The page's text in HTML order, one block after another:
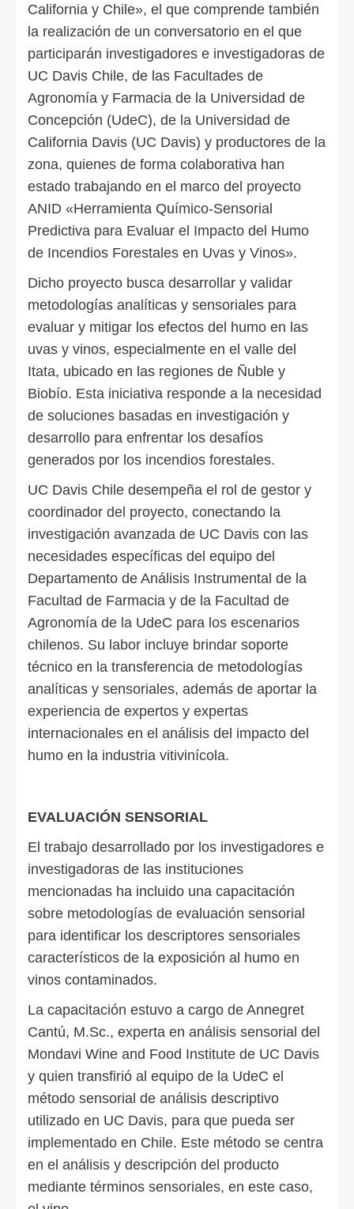
California y Chile», el que comprende también
la realización de un conversatorio en el que
participarán investigadores e investigadoras de
UC Davis Chile, de las Facultades de
Agronomía y Farmacia de la Universidad de
Concepción (UdeC), de la Universidad de
California Davis (UC Davis) y productores de la
zona, quienes de forma colaborativa han
estado trabajando en el marco del proyecto
ANID «Herramienta Químico-Sensorial
Predictiva para Evaluar el Impacto del Humo
de Incendios Forestales en Uvas y Vinos».
Dicho proyecto busca desarrollar y validar
metodologías analíticas y sensoriales para
evaluar y mitigar los efectos del humo en las
uvas y vinos, especialmente en el valle del
Itata, ubicado en las regiones de Ñuble y
Biobío. Esta iniciativa responde a la necesidad
de soluciones basadas en investigación y
desarrollo para enfrentar los desafíos
generados por los incendios forestales.
UC Davis Chile desempeña el rol de gestor y
coordinador del proyecto, conectando la
investigación avanzada de UC Davis con las
necesidades específicas del equipo del
Departamento de Análisis Instrumental de la
Facultad de Farmacia y de la Facultad de
Agronomía de la UdeC para los escenarios
chilenos. Su labor incluye brindar soporte
técnico en la transferencia de metodologías
analíticas y sensoriales, además de aportar la
experiencia de expertos y expertas
internacionales en el análisis del impacto del
humo en la industria vitivinícola.
EVALUACIÓN SENSORIAL
El trabajo desarrollado por los investigadores e
investigadoras de las instituciones
mencionadas ha incluido una capacitación
sobre metodologías de evaluación sensorial
para identificar los descriptores sensoriales
característicos de la exposición al humo en
vinos contaminados.
La capacitación estuvo a cargo de Annegret
Cantú, M.Sc., experta en análisis sensorial del
Mondavi Wine and Food Institute de UC Davis
y quien transfirió al equipo de la UdeC el
método sensorial de análisis descriptivo
utilizado en UC Davis, para que pueda ser
implementado en Chile. Este método se centra
en el análisis y descripción del producto
mediante términos sensoriales, en este caso,